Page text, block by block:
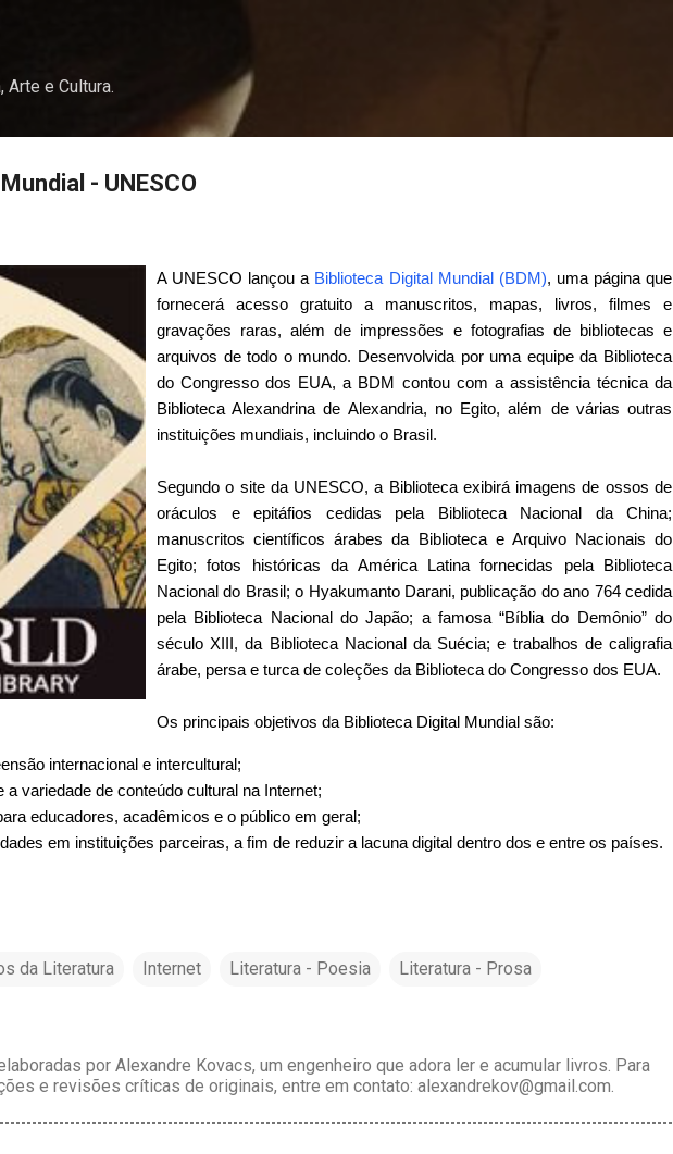
Arte e Cultura.
- UNESCO
A UNESCO lançou a Biblioteca Digital Mundial (BDM), uma página que
fornecerá acesso gratuito a manuscritos, mapas, livros, filmes e
gravações raras, além de impressões e fotografias de bibliotecas e
arquivos de todo o mundo. Desenvolvida por uma equipe da Biblioteca
do Congresso dos EUA, a BDM contou com a assistência técnica da
Biblioteca Alexandrina de Alexandria, no Egito, além de várias outras
instituições mundiais, incluindo o Brasil.
Segundo o site da UNESCO, a Biblioteca exibirá imagens de ossos de
oráculos e epitáfios cedidas pela Biblioteca Nacional da China;
manuscritos científicos árabes da Biblioteca e Arquivo Nacionais do
Egito; fotos históricas da América Latina fornecidas pela Biblioteca
Nacional do Brasil; o Hyakumanto Darani, publicação do ano 764 cedida
pela Biblioteca Nacional do Japão; a famosa “Bíblia do Demônio” do
século XIII, da Biblioteca Nacional da Suécia; e trabalhos de caligrafia
árabe, persa e turca de coleções da Biblioteca do Congresso dos EUA.
Os principais objetivos da Biblioteca Digital Mundial são:
internacional e intercultural;
a variedade de conteúdo cultural na Internet;
educadores, acadêmicos e o público em geral;
em instituições parceiras, a fim de reduzir a lacuna digital dentro dos e entre os países.
da Literatura Internet Literatura - Poesia Literatura - Prosa
por Alexandre Kovacs, um engenheiro que adora ler e acumular livros. Para
e revisões críticas de originais, entre em contato: alexandrekov@gmail.com.